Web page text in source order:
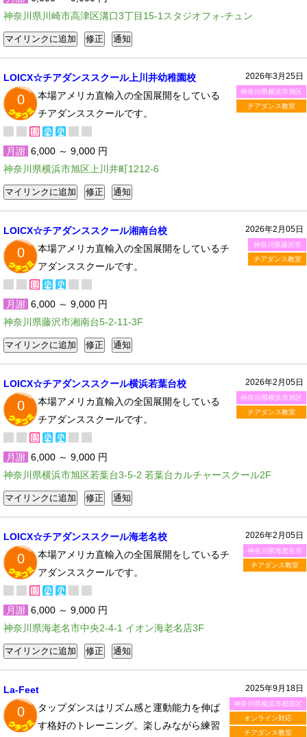
神奈川県川崎市高津区溝口3丁目15-1スタジオフォ-チュン
2026年3月25日
神奈川県横浜市旭区
チアダンス教室
LOICX☆チアダンススクール上川井幼稚園校
0
本場アメリカ直輸入の全国展開をしている
チアダンススクールです。
月謝 6,000 ～ 9,000 円
神奈川県横浜市旭区上川井町1212-6
2026年2月05日
神奈川県藤沢市
チアダンス教室
LOICX☆チアダンススクール湘南台校
0
本場アメリカ直輸入の全国展開をしているチ
アダンススクールです。
月謝 6,000 ～ 9,000 円
神奈川県藤沢市湘南台5-2-11-3F
2026年2月05日
神奈川県横浜市旭区
チアダンス教室
LOICX☆チアダンススクール横浜若葉台校
0
本場アメリカ直輸入の全国展開をしている
チアダンススクールです。
月謝 6,000 ～ 9,000 円
神奈川県横浜市旭区若葉台3-5-2 若葉台カルチャースクール2F
2026年2月05日
神奈川県海老名市
チアダンス教室
LOICX☆チアダンススクール海老名校
0
本場アメリカ直輸入の全国展開をしているチ
アダンススクールです。
月謝 6,000 ～ 9,000 円
神奈川県海老名市中央2-4-1 イオン海老名店3F
2025年9月18日
神奈川県横浜市都筑区
オンライン対応
チアダンス教室
La-Feet
0
タップダンスはリズム感と運動能力を伸ば
す格好のトレーニング。楽しみながら練習